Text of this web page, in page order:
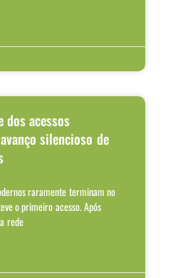
dos acessos
silencioso de
raramente terminam no
o primeiro acesso. Após
rede